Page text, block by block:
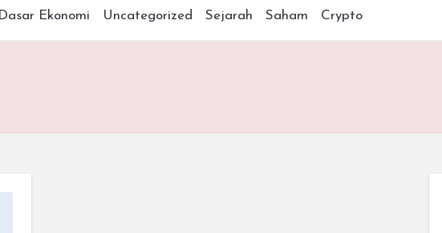
Dasar Ekonomi Uncategorized Sejarah Saham Crypto